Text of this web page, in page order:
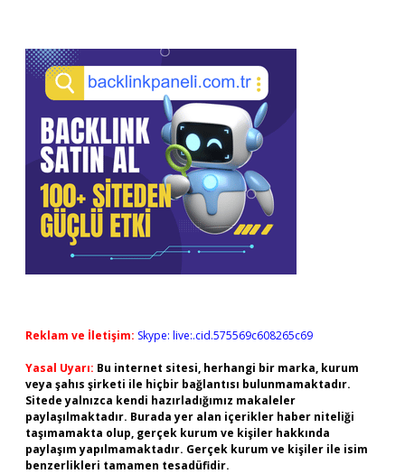
Reklam ve İletişim: Skype: live:.cid.575569c608265c69
Yasal Uyarı: Bu internet sitesi, herhangi bir marka, kurum
veya şahıs şirketi ile hiçbir bağlantısı bulunmamaktadır.
Sitede yalnızca kendi hazırladığımız makaleler
paylaşılmaktadır. Burada yer alan içerikler haber niteliği
taşımamakta olup, gerçek kurum ve kişiler hakkında
paylaşım yapılmamaktadır. Gerçek kurum ve kişiler ile isim
benzerlikleri tamamen tesadüfidir.